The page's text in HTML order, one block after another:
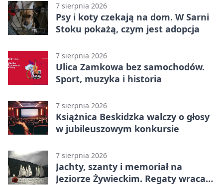
7 sierpnia 2026
Psy i koty czekają na dom. W Sarni
Stoku pokażą, czym jest adopcja
7 sierpnia 2026
Ulica Zamkowa bez samochodów.
Sport, muzyka i historia
7 sierpnia 2026
Książnica Beskidzka walczy o głosy
w jubileuszowym konkursie
7 sierpnia 2026
Jachty, szanty i memoriał na
Jeziorze Żywieckim. Regaty wracają